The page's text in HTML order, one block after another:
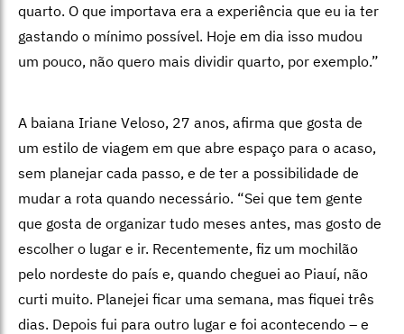
quarto. O que importava era a experiência que eu ia ter
gastando o mínimo possível. Hoje em dia isso mudou
um pouco, não quero mais dividir quarto, por exemplo.”
A baiana Iriane Veloso, 27 anos, afirma que gosta de
um estilo de viagem em que abre espaço para o acaso,
sem planejar cada passo, e de ter a possibilidade de
mudar a rota quando necessário. “Sei que tem gente
que gosta de organizar tudo meses antes, mas gosto de
escolher o lugar e ir. Recentemente, fiz um mochilão
pelo nordeste do país e, quando cheguei ao Piauí, não
curti muito. Planejei ficar uma semana, mas fiquei três
dias. Depois fui para outro lugar e foi acontecendo – e